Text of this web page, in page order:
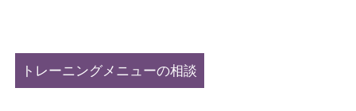
トレーニングメニューの相談